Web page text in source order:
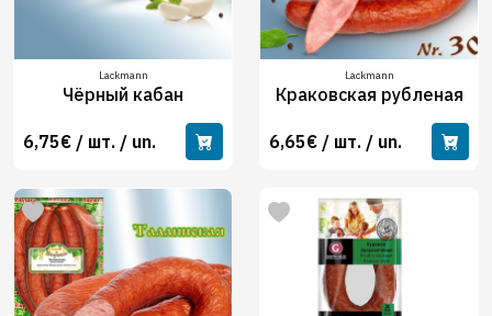
Lackmann
Чёрный кабан
6,75€ / шт. / un.
Lackmann
Краковская рубленая
6,65€ / шт. / un.